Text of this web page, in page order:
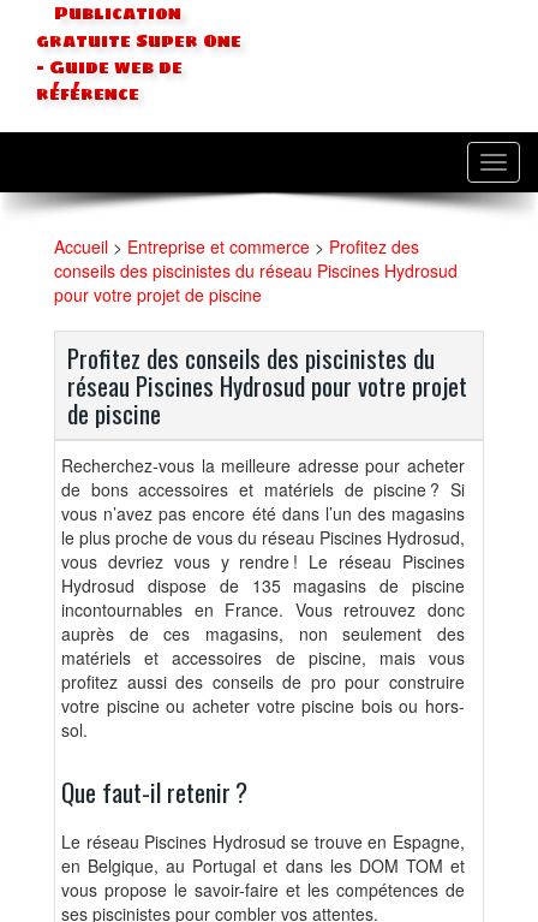
Publication
gratuite Super One
- Guide web de
référence
Accueil > Entreprise et commerce > Profitez des
conseils des piscinistes du réseau Piscines Hydrosud
pour votre projet de piscine
Profitez des conseils des piscinistes du
réseau Piscines Hydrosud pour votre projet
de piscine
Recherchez-vous la meilleure adresse pour acheter
de bons accessoires et matériels de piscine ? Si
vous n’avez pas encore été dans l’un des magasins
le plus proche de vous du réseau Piscines Hydrosud,
vous devriez vous y rendre ! Le réseau Piscines
Hydrosud dispose de 135 magasins de piscine
incontournables en France. Vous retrouvez donc
auprès de ces magasins, non seulement des
matériels et accessoires de piscine, mais vous
profitez aussi des conseils de pro pour construire
votre piscine ou acheter votre piscine bois ou hors-
sol.
Que faut-il retenir ?
Le réseau Piscines Hydrosud se trouve en Espagne,
en Belgique, au Portugal et dans les DOM TOM et
vous propose le savoir-faire et les compétences de
ses piscinistes pour combler vos attentes.